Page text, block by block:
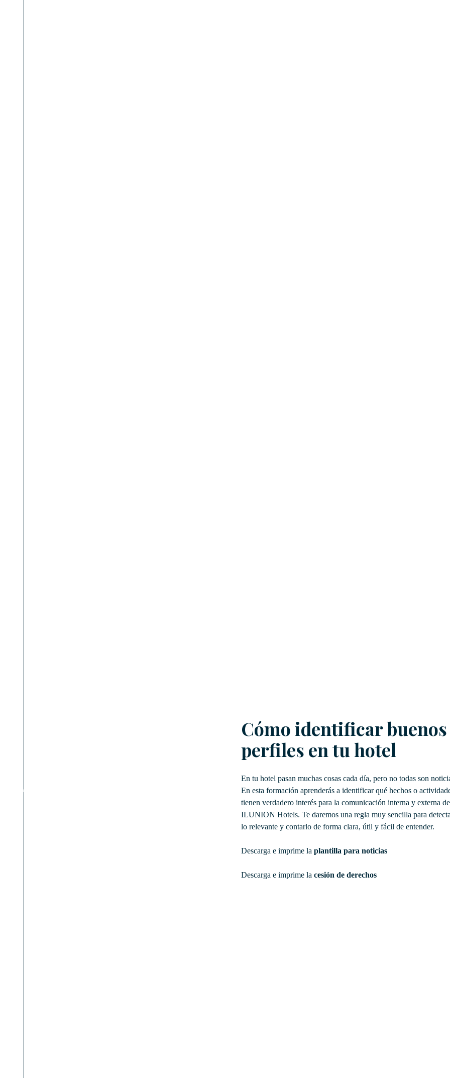
Cómo identificar buenos
perfiles en tu hotel
En tu hotel pasan muchas cosas cada día, pero no todas son
En esta formación aprenderás a identificar qué hechos o
tienen verdadero interés para la comunicación interna y externa de
ILUNION Hotels. Te daremos una regla muy sencilla para
lo relevante y contarlo de forma clara, útil y fácil de entender.
Descarga e imprime la plantilla para noticias
Descarga e imprime la cesión de derechos
English